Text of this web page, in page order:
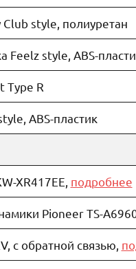
Club style, полиуретан
Feelz style, ABS-
Type R
ABS-пластик
XR417EE, подробнее
Pioneer TS-
с обратной связью,